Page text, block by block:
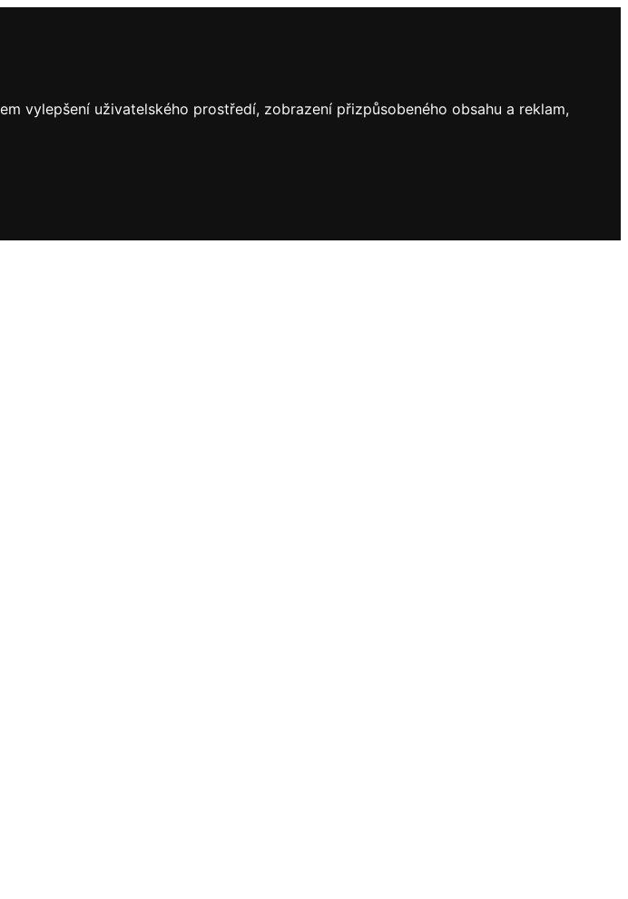
vylepšení uživatelského prostředí, zobrazení přizpůsobeného obsahu a reklam,